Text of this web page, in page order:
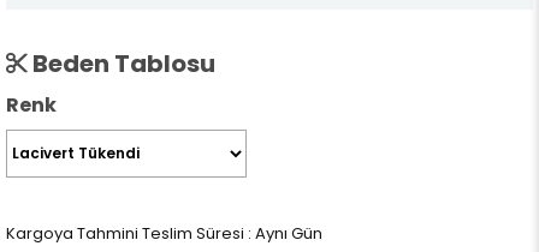
Beden Tablosu
Renk
Kargoya Tahmini Teslim Süresi : Aynı Gün